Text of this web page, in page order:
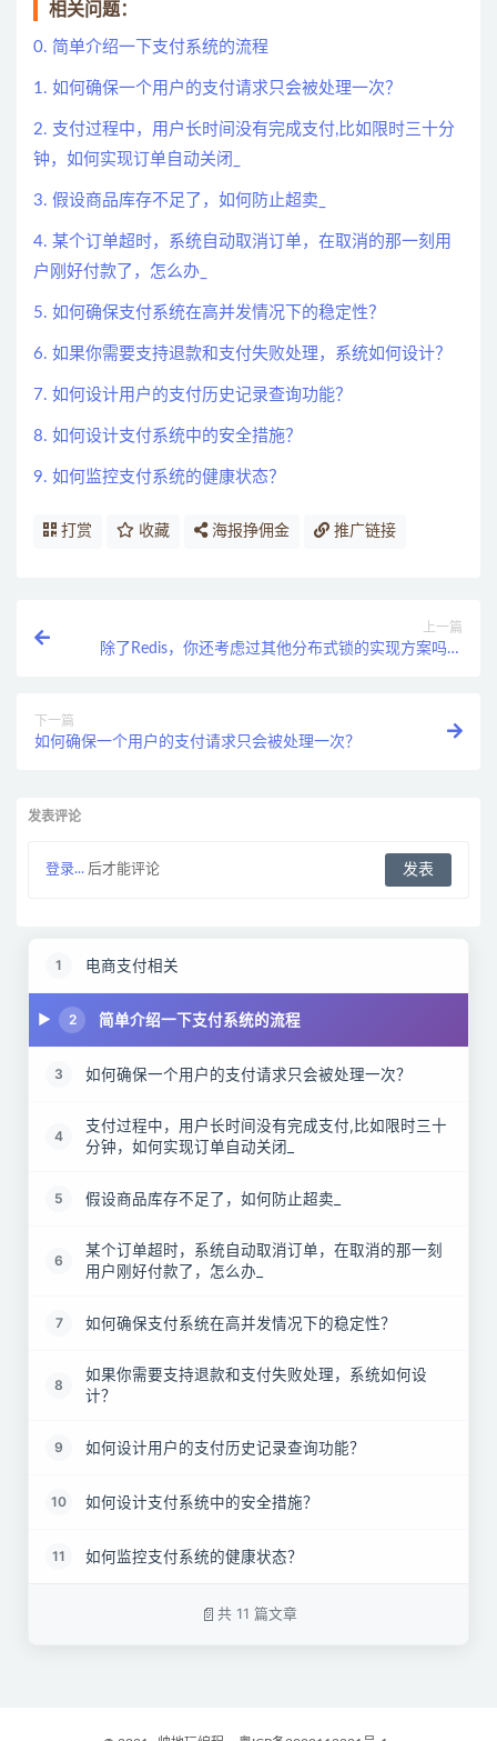
相关问题：
0. 简单介绍一下支付系统的流程
1. 如何确保一个用户的支付请求只会被处理一次？
2. 支付过程中，用户长时间没有完成支付,比如限时三十分
钟，如何实现订单自动关闭_
3. 假设商品库存不足了，如何防止超卖_
4. 某个订单超时，系统自动取消订单，在取消的那一刻用
户刚好付款了，怎么办_
5. 如何确保支付系统在高并发情况下的稳定性？
6. 如果你需要支持退款和支付失败处理，系统如何设计？
7. 如何设计用户的支付历史记录查询功能？
8. 如何设计支付系统中的安全措施？
9. 如何监控支付系统的健康状态？
打赏 收藏 海报挣佣金 推广链接
上一篇
除了Redis，你还考虑过其他分布式锁的实现方案吗？
下一篇
如何确保一个用户的支付请求只会被处理一次？
发表评论
登录... 后才能评论
1 电商支付相关
2 简单介绍一下支付系统的流程
3 如何确保一个用户的支付请求只会被处理一次？
4
支付过程中，用户长时间没有完成支付,比如限时三十
分钟，如何实现订单自动关闭_
5 假设商品库存不足了，如何防止超卖_
6
某个订单超时，系统自动取消订单，在取消的那一刻
用户刚好付款了，怎么办_
7 如何确保支付系统在高并发情况下的稳定性？
8
如果你需要支持退款和支付失败处理，系统如何设
计？
9 如何设计用户的支付历史记录查询功能？
10 如何设计支付系统中的安全措施？
11 如何监控支付系统的健康状态？
共 11 篇文章